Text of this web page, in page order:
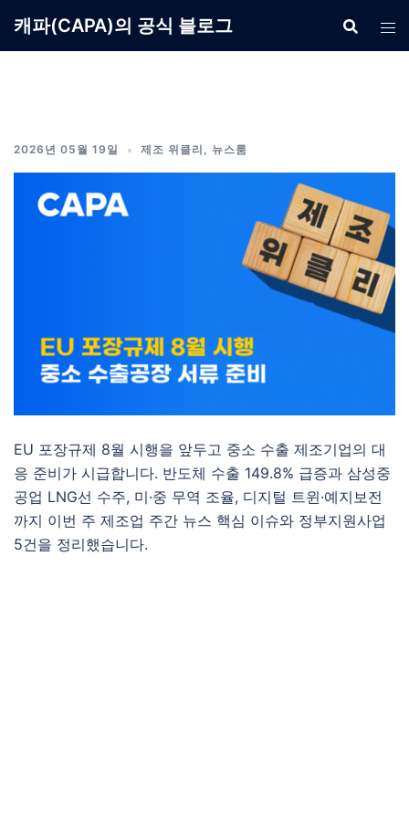
캐파(CAPA)의 공식 블로그
2026년 05월 19일 제조 위클리 , 뉴스룸
EU 포장규제 8월 시행을 앞두고 중소 수출 제조기업의 대
응 준비가 시급합니다. 반도체 수출 149.8% 급증과 삼성중
공업 LNG선 수주, 미·중 무역 조율, 디지털 트윈·예지보전
까지 이번 주 제조업 주간 뉴스 핵심 이슈와 정부지원사업
5건을 정리했습니다.